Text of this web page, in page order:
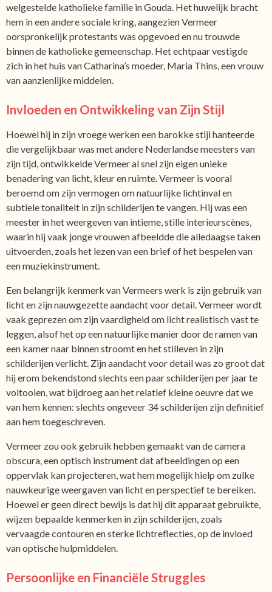
welgestelde katholieke familie in Gouda. Het huwelijk bracht
hem in een andere sociale kring, aangezien Vermeer
oorspronkelijk protestants was opgevoed en nu trouwde
binnen de katholieke gemeenschap. Het echtpaar vestigde
zich in het huis van Catharina’s moeder, Maria Thins, een vrouw
van aanzienlijke middelen.
Invloeden en Ontwikkeling van Zijn Stijl
Hoewel hij in zijn vroege werken een barokke stijl hanteerde
die vergelijkbaar was met andere Nederlandse meesters van
zijn tijd, ontwikkelde Vermeer al snel zijn eigen unieke
benadering van licht, kleur en ruimte. Vermeer is vooral
beroemd om zijn vermogen om natuurlijke lichtinval en
subtiele tonaliteit in zijn schilderijen te vangen. Hij was een
meester in het weergeven van intieme, stille interieurscènes,
waarin hij vaak jonge vrouwen afbeeldde die alledaagse taken
uitvoerden, zoals het lezen van een brief of het bespelen van
een muziekinstrument.
Een belangrijk kenmerk van Vermeers werk is zijn gebruik van
licht en zijn nauwgezette aandacht voor detail. Vermeer wordt
vaak geprezen om zijn vaardigheid om licht realistisch vast te
leggen, alsof het op een natuurlijke manier door de ramen van
een kamer naar binnen stroomt en het stilleven in zijn
schilderijen verlicht. Zijn aandacht voor detail was zo groot dat
hij erom bekendstond slechts een paar schilderijen per jaar te
voltooien, wat bijdroeg aan het relatief kleine oeuvre dat we
van hem kennen: slechts ongeveer 34 schilderijen zijn definitief
aan hem toegeschreven.
Vermeer zou ook gebruik hebben gemaakt van de camera
obscura, een optisch instrument dat afbeeldingen op een
oppervlak kan projecteren, wat hem mogelijk hielp om zulke
nauwkeurige weergaven van licht en perspectief te bereiken.
Hoewel er geen direct bewijs is dat hij dit apparaat gebruikte,
wijzen bepaalde kenmerken in zijn schilderijen, zoals
vervaagde contouren en sterke lichtreflecties, op de invloed
van optische hulpmiddelen.
Persoonlijke en Financiële Struggles